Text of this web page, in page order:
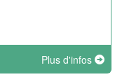
Plus d'infos